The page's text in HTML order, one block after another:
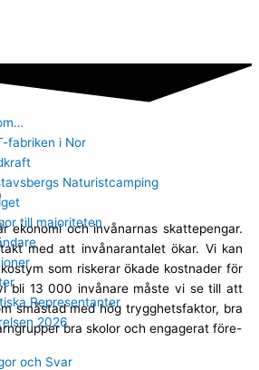
fabriken i Nor​
Naturistcamping
till majoriteten
Representanter
2026
och Svar
ekonomi och invånarnas skattepengar.
med att invånarantalet ökar. Vi kan
som riskerar ökade kostnader för
bli 13 000 invånare måste vi se till att
småstad med hög trygghetsfaktor, bra
bra skolor och engagerat före-